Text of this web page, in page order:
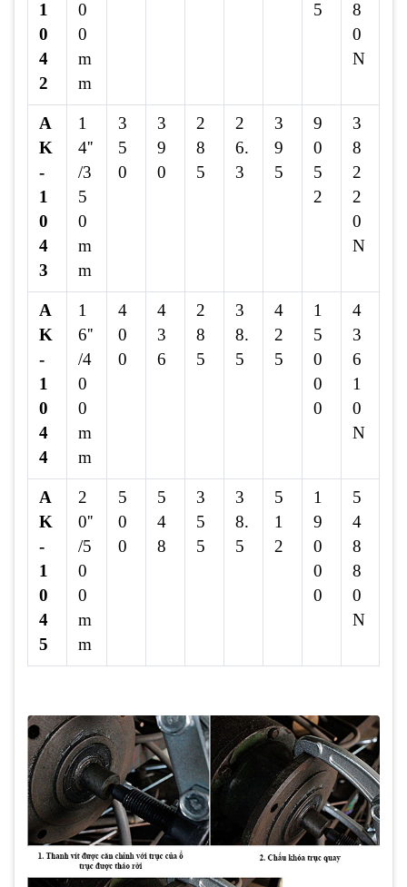
1
0
4
2
0
0
m
m
5
8
0
N
A
K
-
1
0
4
3
1
4''
/3
5
0
m
m
3
5
0
3
9
0
2
8
5
2
6.
3
3
9
5
9
0
5
2
3
8
2
2
0
N
A
K
-
1
0
4
4
1
6''
/4
0
0
m
m
4
0
0
4
3
6
2
8
5
3
8.
5
4
2
5
1
5
0
0
0
4
3
6
1
0
N
A
K
-
1
0
4
5
2
0''
/5
0
0
m
m
5
0
0
5
4
8
3
5
5
3
8.
5
5
1
2
1
9
0
0
0
5
4
8
8
0
N